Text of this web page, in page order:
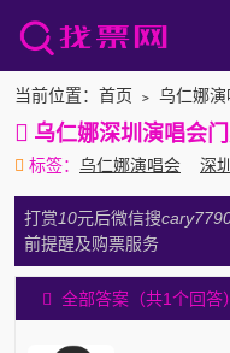
当前位置： 首页 ﹥ 乌仁娜演
乌仁娜深圳演唱会
标签： 乌仁娜演唱会 深
打赏10元后微信搜
前提醒及购票服务
全部答案（共1个回答）